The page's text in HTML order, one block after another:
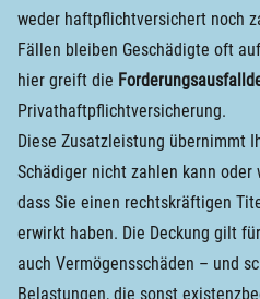
weder haftpflichtversichert noch
Fällen bleiben Geschädigte oft
hier greift die
Privathaftpflichtversicherung.
Diese Zusatzleistung übernimmt
Schädiger nicht zahlen kann
dass Sie einen rechtskräftigen
erwirkt haben. Die Deckung gilt
auch Vermögensschäden – und
Belastungen, die sonst